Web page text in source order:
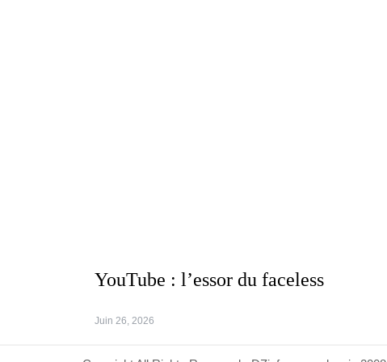
YouTube : l’essor du faceless
Juin 26, 2026